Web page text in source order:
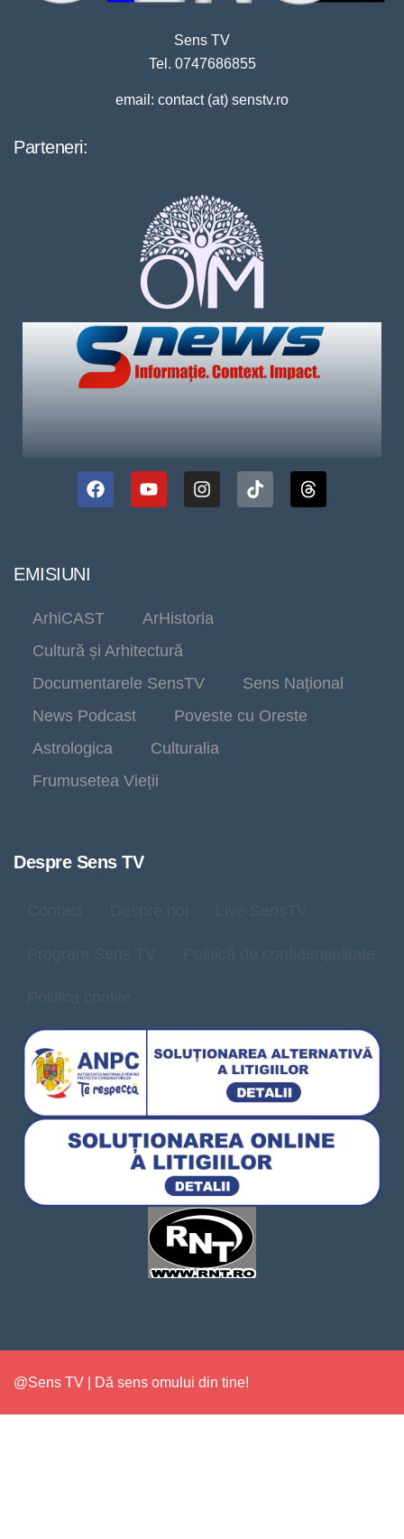
Sens TV
Tel. 0747686855
email: contact (at) senstv.ro
Parteneri:
EMISIUNI
ArhiCAST
ArHistoria
Cultură și Arhitectură
Documentarele SensTV
Sens Național
News Podcast
Poveste cu Oreste
Astrologica
Culturalia
Frumusetea Vieții
Despre Sens TV
@Sens TV | Dă sens omului din tine!